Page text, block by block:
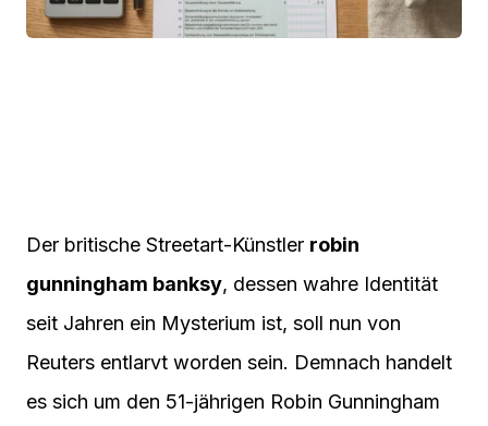
Der britische Streetart-Künstler robin
gunningham banksy, dessen wahre Identität
seit Jahren ein Mysterium ist, soll nun von
Reuters entlarvt worden sein. Demnach handelt
es sich um den 51-jährigen Robin Gunningham